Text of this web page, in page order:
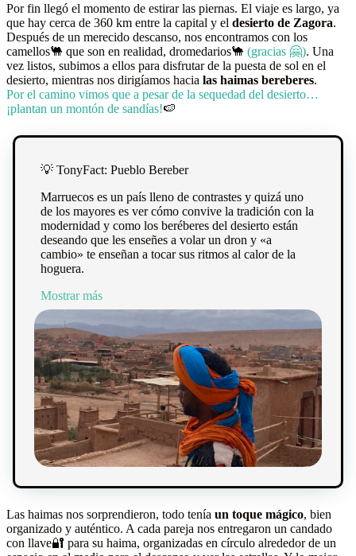
Por fin llegó el momento de estirar las piernas. El viaje es largo, ya
que hay cerca de 360 km entre la capital y el desierto de Zagora.
Después de un merecido descanso, nos encontramos con los
camellos🐫 que son en realidad, dromedarios🐪 (gracias 🤗). Una
vez listos, subimos a ellos para disfrutar de la puesta de sol en el
desierto, mientras nos dirigíamos hacia las haimas bereberes.
Por el camino vimos que a pesar de la sequedad del desierto…
¡plantan un montón de sandías!🍉
💡 TonyFact: Pueblo Bereber
Marruecos es un país lleno de contrastes y quizá uno
de los mayores es ver cómo convive la tradición con la
modernidad y como los beréberes del desierto están
deseando que les enseñes a volar un dron y «a
cambio» te enseñan a tocar sus ritmos al calor de la
hoguera.
Mostrar más
Las haimas nos sorprendieron, todo tenía un toque mágico, bien
organizado y auténtico. A cada pareja nos entregaron un candado
con llave🔐 para su haima, organizadas en círculo alrededor de un